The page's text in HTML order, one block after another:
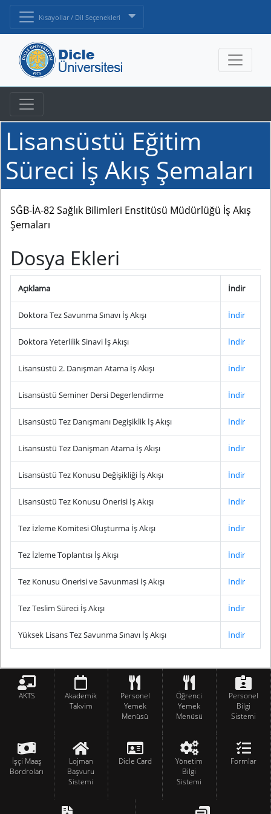
Kısayollar / Dil Seçenekleri
Lisansüstü Eğitim
Süreci İş Akış Şemaları
SĞB-İA-82 Sağlık Bilimleri Enstitüsü Müdürlüğü İş Akış
Şemaları
Dosya Ekleri
Açıklama İndir
Doktora Tez Savunma Sınavı İş Akışı İndir
Doktora Yeterlilik Sinavi İş Akışı İndir
Lisansüstü 2. Danışman Atama İş Akışı İndir
Lisansüstü Seminer Dersi Degerlendirme İndir
Lisansüstü Tez Danışmanı Degişiklik İş Akışı İndir
Lisansüstü Tez Danişman Atama İş Akışı İndir
Lisansüstü Tez Konusu Değişikliği İş Akışı İndir
Lisansüstü Tez Konusu Önerisi İş Akışı İndir
Tez İzleme Komitesi Oluşturma İş Akışı İndir
Tez İzleme Toplantısı İş Akışı İndir
Tez Konusu Önerisi ve Savunmasi İş Akışı İndir
Tez Teslim Süreci İş Akışı İndir
Yüksek Lisans Tez Savunma Sınavı İş Akışı İndir
AKTS
Akademik
Takvim
Personel
Yemek
Menüsü
Öğrenci
Yemek
Menüsü
Personel
Bilgi
Sistemi
İşçi Maaş
Bordroları
Lojman
Başvuru
Sistemi
Dicle Card
Yönetim
Bilgi
Sistemi
Formlar